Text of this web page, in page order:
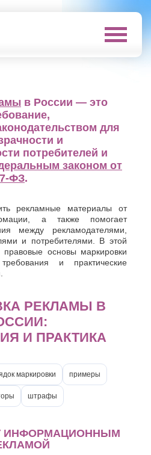
в России — это
для
и
потребителей и
законом от
ФЗ.
рекламные материалы от
а также помогает
между рекламодателями,
и потребителями. В этой
основы маркировки
и практические
РЕКЛАМЫ В
И ПРАКТИКА
маркировки примеры
штрафы
ИНФОРМАЦИОННЫМ